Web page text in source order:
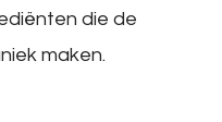
die de
maken.